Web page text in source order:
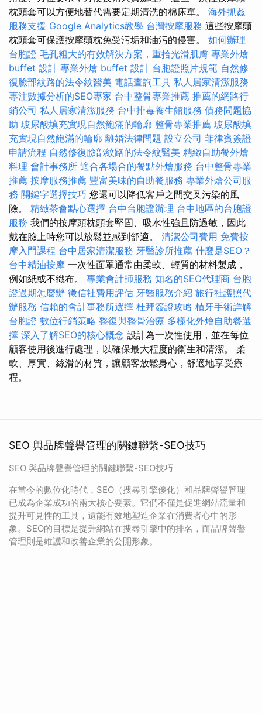
枕頭套可以方便地替代需要定期清洗的棉床單。 海外抓姦
服務支援 Google Analytics教學 台灣按摩服務 這些按摩頭
枕頭套可保護按摩頭枕免受污垢和油污的侵害。 如何辦理
台胞證 毛孔粗大的有效解決方案，重拾光滑肌膚 專業外燴
buffet 設計 專業外燴 buffet 設計 台胞證照片規範 自然修
復臉部紋路的法令紋醫美 電話查詢工具 私人居家清潔服務
專注數據分析的SEO專家 台中整骨專業推薦 推薦的網路行
銷公司 私人居家清潔服務 台中排毒養生館服務 債務問題協
助 玻尿酸填充實現自然飽滿的輪廓 整骨專業推薦 玻尿酸填
充實現自然飽滿的輪廓 離婚法律問題 設立公司 菲律賓簽證
申請流程 自然修復臉部紋路的法令紋醫美 精緻自助餐外燴
料理 會計事務所 適合各場合的餐點外燴服務 台中整骨專業
推薦 按摩服務推薦 豐富美味的自助餐服務 專業外燴公司服
務 關鍵字選擇技巧 您還可以降低客戶之間交叉污染的風
險。 精緻茶會點心選擇 台中台胞證辦理 台中地區的台胞證
服務 我們的按摩頭枕頭套堅固、吸水性強且防過敏，因此
戴在臉上時您可以放鬆並感到舒適。 清潔公司費用 免費按
摩入門課程 台中居家清潔服務 牙醫診所推薦 什麼是SEO？
台中精油按摩 一次性面罩通常由柔軟、輕質的材料製成，
例如紙或不織布。 專業會計師服務 知名的SEO代理商 台胞
證過期怎麼辦 徵信社費用評估 牙醫服務介紹 旅行社護照代
辦服務 信賴的會計事務所選擇 杜拜簽證攻略 植牙手術詳解
台胞證 數位行銷策略 整復與整骨治療 多樣化外燴自助餐選
擇 深入了解SEO的核心概念 設計為一次性使用，並在每位
顧客使用後進行處理，以確保最大程度的衛生和清潔。 柔
軟、厚實、絲滑的材質，讓顧客放鬆身心，舒適地享受療
程。
SEO 與品牌聲譽管理的關鍵聯繫-SEO技巧
SEO 與品牌聲譽管理的關鍵聯繫-SEO技巧
在當今的數位化時代，SEO（搜尋引擎優化）和品牌聲譽管理
已成為企業成功的兩大核心要素。它們不僅是促進網站流量和
提升可見性的工具，還能有效地塑造企業在消費者心中的形
象。SEO的目標是提升網站在搜尋引擎中的排名，而品牌聲譽
管理則是維護和改善企業的公開形象。